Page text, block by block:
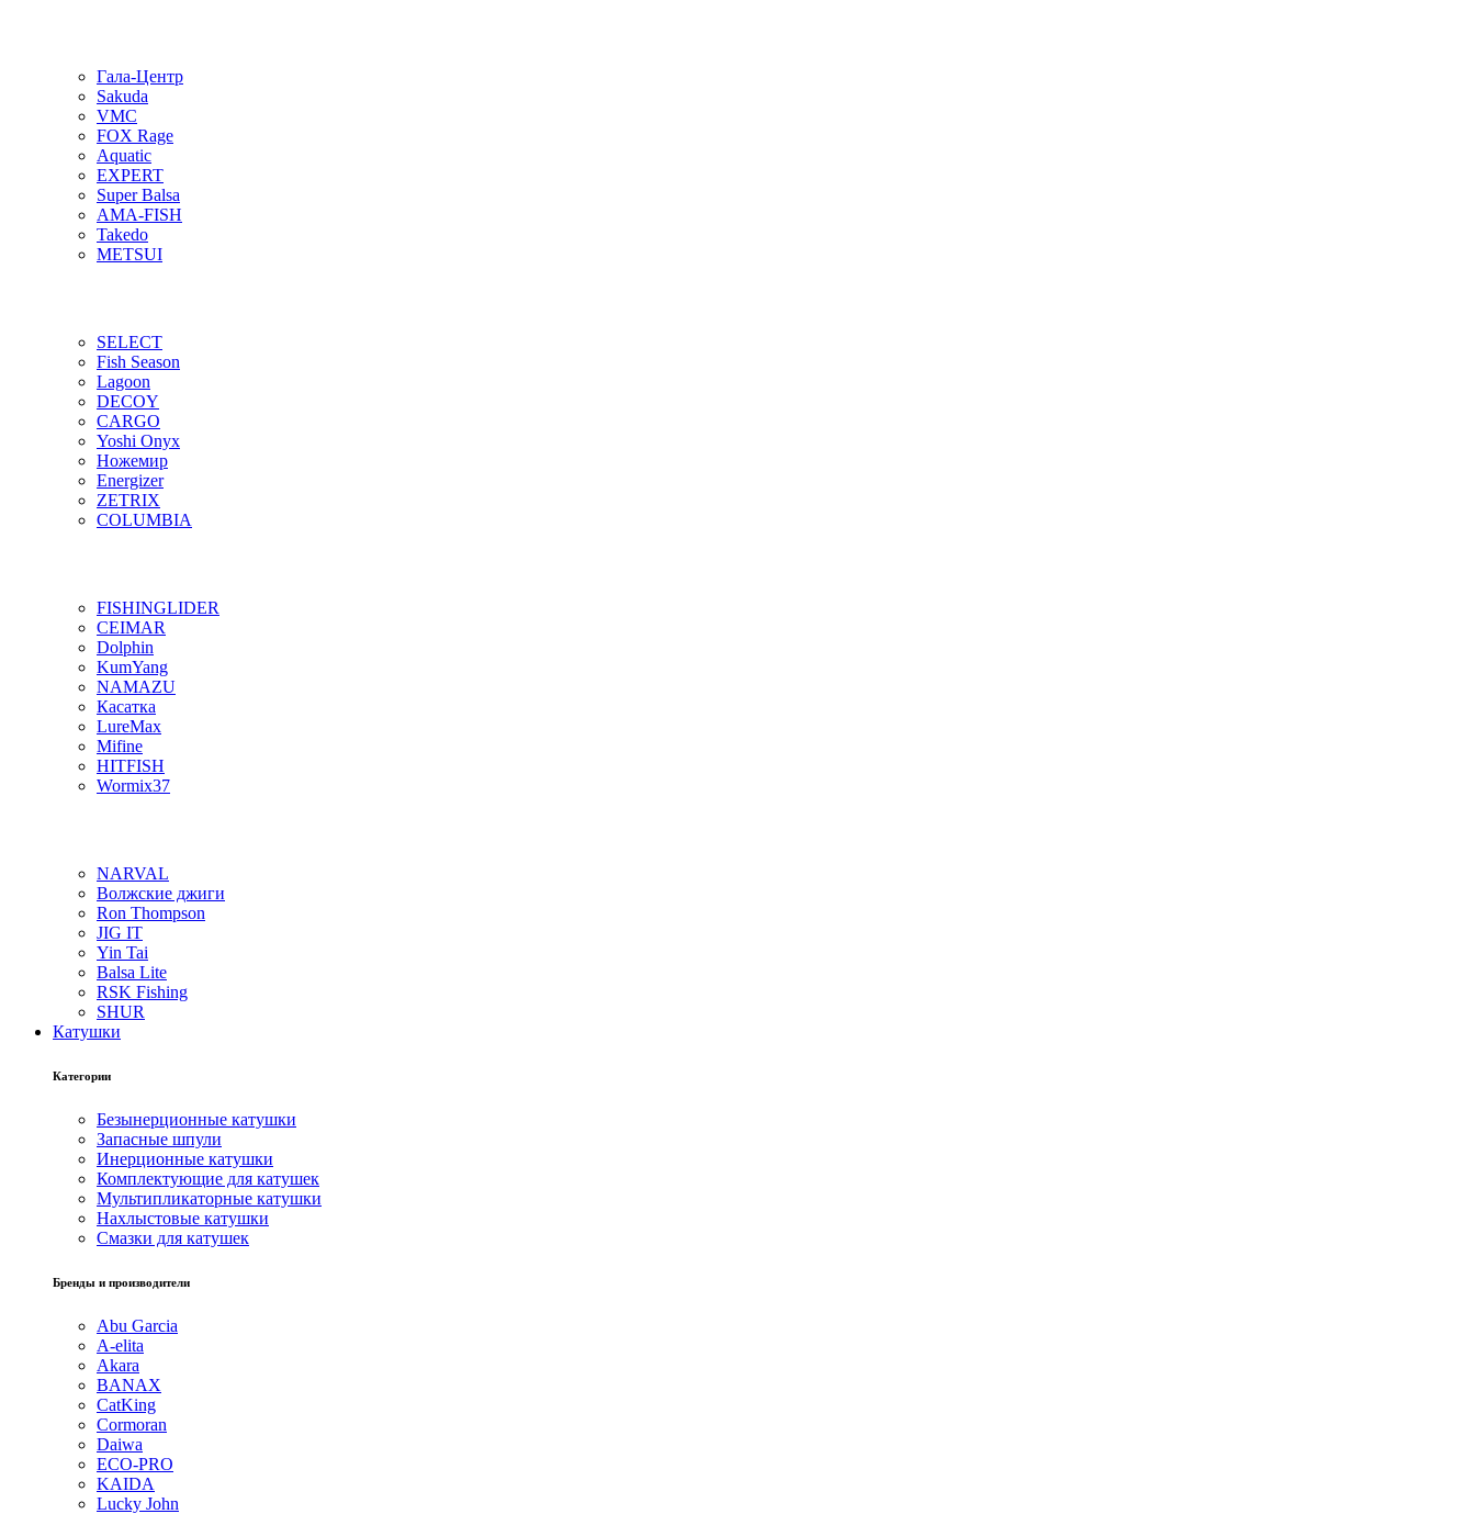
Гала-Центр
Sakuda
VMC
FOX Rage
Aquatic
EXPERT
Super Balsa
AMA-FISH
Takedo
METSUI
SELECT
Fish Season
Lagoon
DECOY
CARGO
Yoshi Onyx
Ножемир
Energizer
ZETRIX
COLUMBIA
FISHINGLIDER
CEIMAR
Dolphin
KumYang
NAMAZU
Касатка
LureMax
Mifine
HITFISH
Wormix37
NARVAL
Волжские джиги
Ron Thompson
JIG IT
Yin Tai
Balsa Lite
RSK Fishing
SHUR
Катушки
Категории
Безынерционные катушки
Запасные шпули
Инерционные катушки
Комплектующие для катушек
Мультипликаторные катушки
Нахлыстовые катушки
Смазки для катушек
Бренды и производители
Abu Garcia
A-elita
Akara
BANAX
CatKing
Cormoran
Daiwa
ECO-PRO
KAIDA
Lucky John